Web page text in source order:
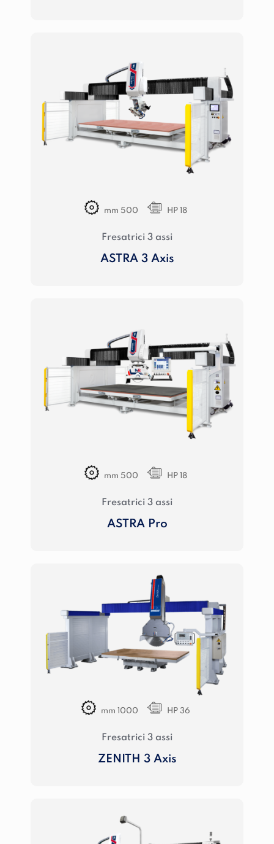
mm 500 HP 18
Fresatrici 3 assi
ASTRA 3 Axis
mm 500 HP 18
Fresatrici 3 assi
ASTRA Pro
mm 1000 HP 36
Fresatrici 3 assi
ZENITH 3 Axis